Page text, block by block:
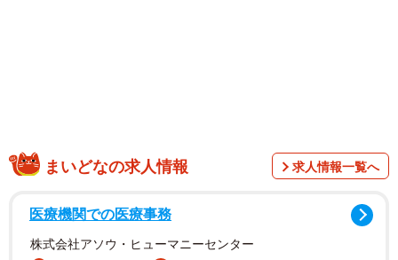
まいどなの求人情報 求人情報一覧へ
医療機関での医療事務
株式会社アソウ・ヒューマニーセンター